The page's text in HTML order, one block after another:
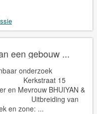
een gebouw ...
onderzoek
Kerkstraat 15
en Mevrouw BHUIYAN &
Uitbreiding van
en zone: ...